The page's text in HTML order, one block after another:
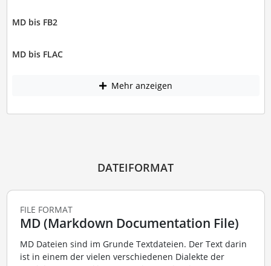
MD bis FB2
MD bis FLAC
Mehr anzeigen
DATEIFORMAT
FILE FORMAT
MD (Markdown Documentation File)
MD Dateien sind im Grunde Textdateien. Der Text darin
ist in einem der vielen verschiedenen Dialekte der